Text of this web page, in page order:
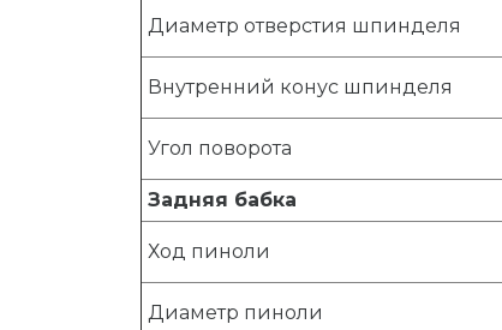
Диаметр отверстия шпинделя
Внутренний конус шпинделя
Угол поворота
Задняя бабка
Ход пиноли
Диаметр пиноли